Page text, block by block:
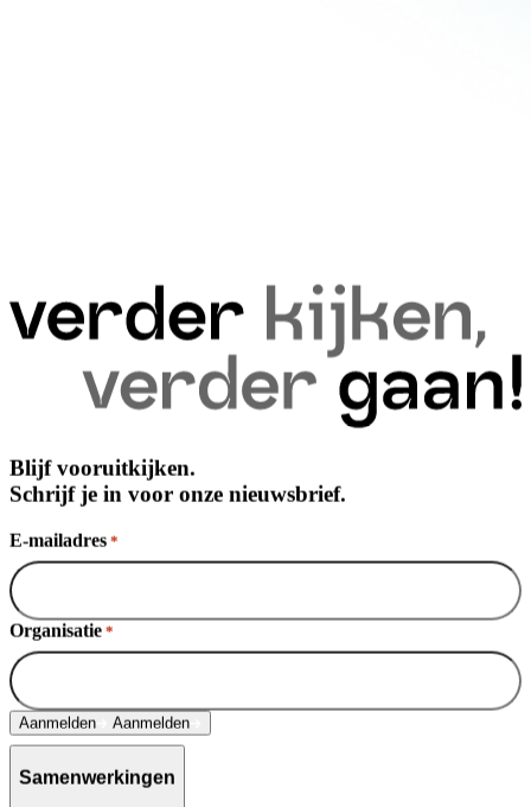
Blijf vooruitkijken.
Schrijf je in voor onze nieuwsbrief.
E-mailadres *
Organisatie *
Aanmelden Aanmelden
Samenwerkingen